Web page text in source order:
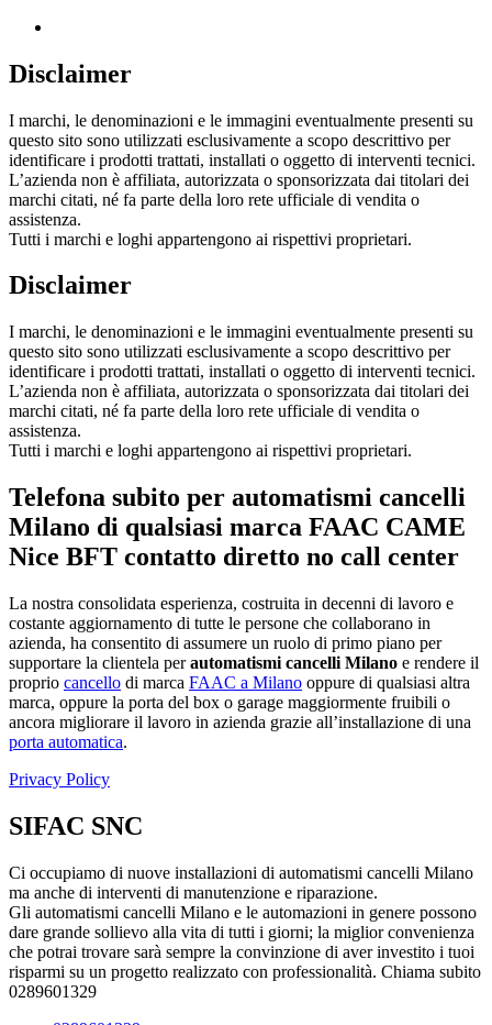
Disclaimer
I marchi, le denominazioni e le immagini eventualmente presenti su
questo sito sono utilizzati esclusivamente a scopo descrittivo per
identificare i prodotti trattati, installati o oggetto di interventi tecnici.
L’azienda non è affiliata, autorizzata o sponsorizzata dai titolari dei
marchi citati, né fa parte della loro rete ufficiale di vendita o
assistenza.
Tutti i marchi e loghi appartengono ai rispettivi proprietari.
Disclaimer
I marchi, le denominazioni e le immagini eventualmente presenti su
questo sito sono utilizzati esclusivamente a scopo descrittivo per
identificare i prodotti trattati, installati o oggetto di interventi tecnici.
L’azienda non è affiliata, autorizzata o sponsorizzata dai titolari dei
marchi citati, né fa parte della loro rete ufficiale di vendita o
assistenza.
Tutti i marchi e loghi appartengono ai rispettivi proprietari.
Telefona subito per automatismi cancelli
Milano di qualsiasi marca FAAC CAME
Nice BFT contatto diretto no call center
La nostra consolidata esperienza, costruita in decenni di lavoro e
costante aggiornamento di tutte le persone che collaborano in
azienda, ha consentito di assumere un ruolo di primo piano per
supportare la clientela perautomatismi cancelli Milano e rendere il
proprio cancello di marca FAAC a Milano oppure di qualsiasi altra
marca, oppure la porta del box o garage maggiormente fruibili o
ancora migliorare il lavoro in azienda grazie all’installazione di una
porta automatica.
Privacy Policy
SIFAC SNC
Ci occupiamo di nuove installazioni di automatismi cancelli Milano
ma anche di interventi di manutenzione e riparazione.
Gli automatismi cancelli Milano e le automazioni in genere possono
dare grande sollievo alla vita di tutti i giorni; la miglior convenienza
che potrai trovare sarà sempre la convinzione di aver investito i tuoi
risparmi su un progetto realizzato con professionalità. Chiama subito
0289601329